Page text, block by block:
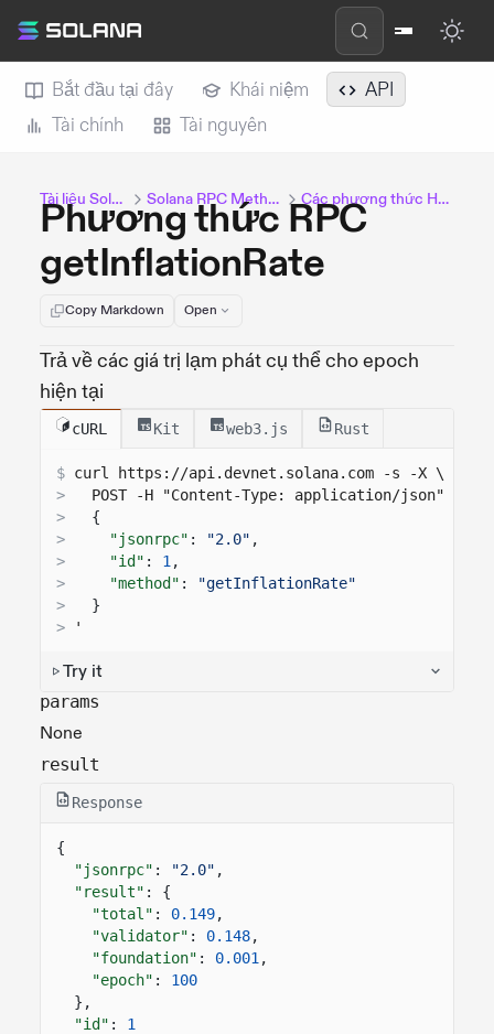
Bắt đầu tại đây Khái niệm
API
Tài chính
Tài nguyên
Tài liệu Solana Solana RPC Methods Các phương thức HTTP
Phương thức RPC
getInflationRate
Copy Markdown Open
Trả về các giá trị lạm phát cụ thể cho epoch
hiện tại
cURL Kit web3.js Rust
$ curl https://api.devnet.solana.com -s -X \
>
POST -H "Content-Type: application/json" -d
>
{
>
"jsonrpc" : "2.0" ,
>
"id" : 1 ,
>
"method" :
"getInflationRate"
>
}
>
'
Try it
params
None
result
Response
{
"jsonrpc" : "2.0" ,
"result" : {
"total" : 0.149,
"validator" : 0.148,
"foundation" : 0.001 ,
"epoch" :
100
},
"id" :
1